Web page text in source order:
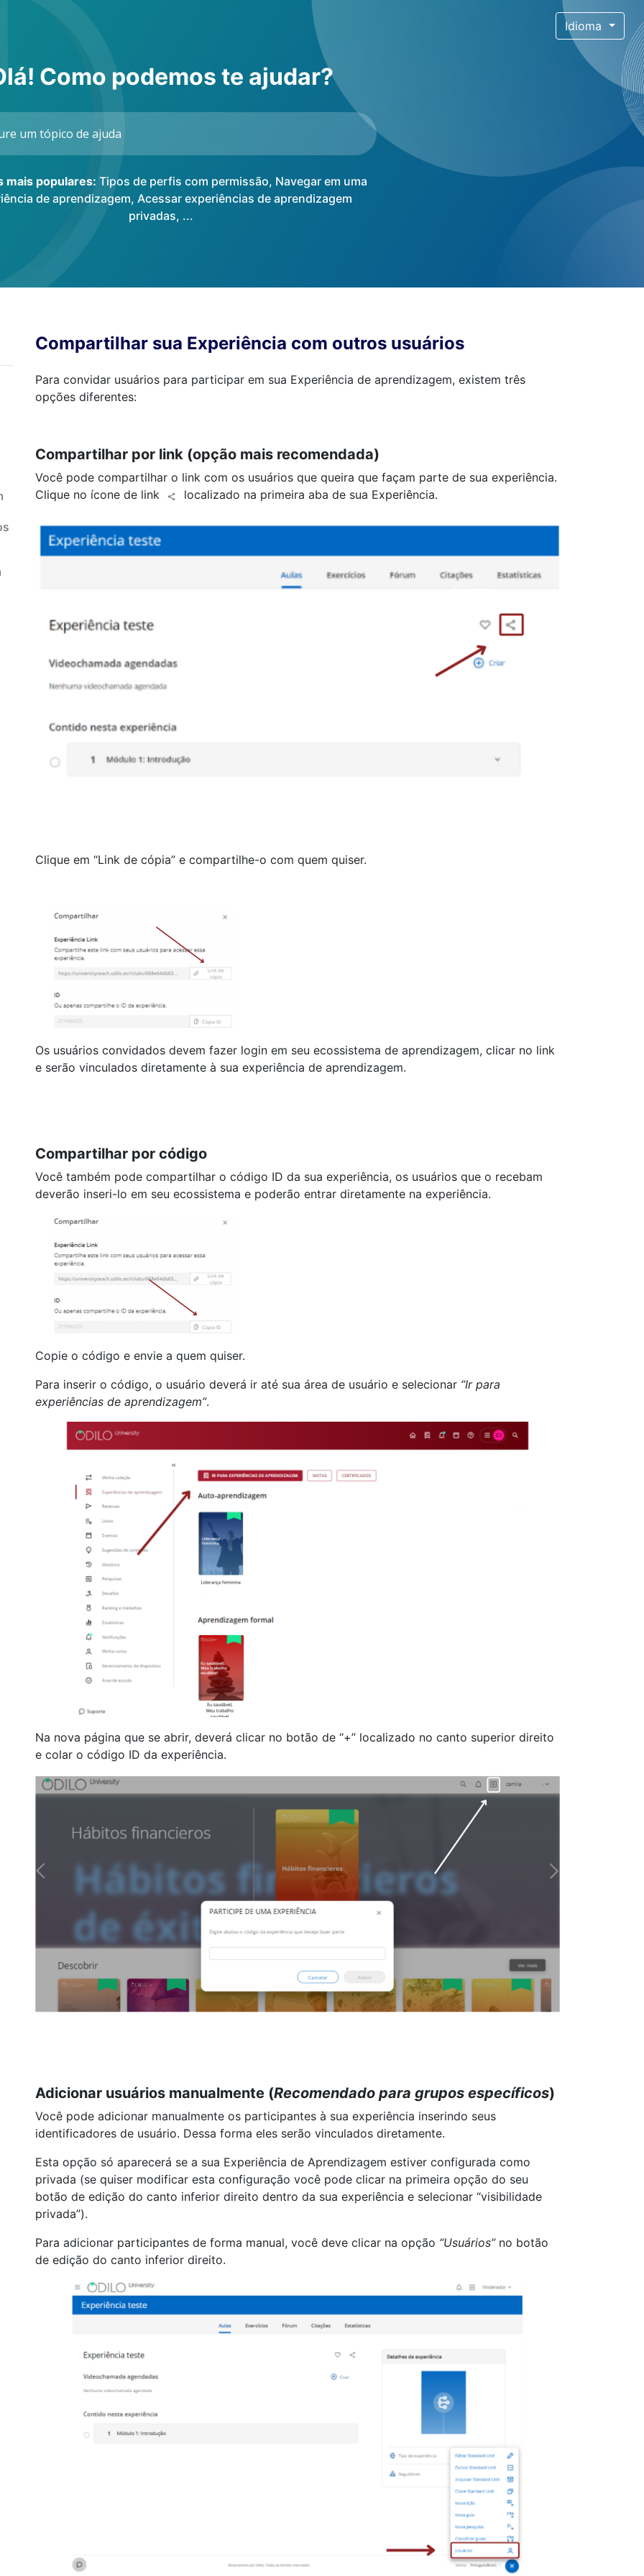
Idioma
Como podemos te ajudar?
mais populares: Tipos de perfis com permissão, Navegar em uma
de aprendizagem, Acessar experiências de aprendizagem
privadas, ...
Compartilhar sua Experiência com outros usuários
Para convidar usuários para participar em sua Experiência de aprendizagem, existem três
opções diferentes:
Compartilhar por link (opção mais recomendada)
Você pode compartilhar o link com os usuários que queira que façam parte de sua experiência.
Clique no ícone de link
localizado na primeira aba de sua Experiência.
Clique em “Link de cópia” e compartilhe-o com quem quiser.
Os usuários convidados devem fazer login em seu ecossistema de aprendizagem, clicar no link
e serão vinculados diretamente à sua experiência de aprendizagem.
Compartilhar por código
Você também pode compartilhar o código ID da sua experiência, os usuários que o recebam
deverão inseri-lo em seu ecossistema e poderão entrar diretamente na experiência.
Copie o código e envie a quem quiser.
Para inserir o código, o usuário deverá ir até sua área de usuário e selecionar “Ir para
experiências de aprendizagem”.
Na nova página que se abrir, deverá clicar no botão de “+” localizado no canto superior direito
e colar o código ID da experiência.
Adicionar usuários manualmente (Recomendado para grupos específicos)
Você pode adicionar manualmente os participantes à sua experiência inserindo seus
identificadores de usuário. Dessa forma eles serão vinculados diretamente.
Esta opção só aparecerá se a sua Experiência de Aprendizagem estiver configurada como
privada (se quiser modificar esta configuração você pode clicar na primeira opção do seu
botão de edição do canto inferior direito dentro da sua experiência e selecionar “visibilidade
privada”).
Para adicionar participantes de forma manual, você deve clicar na opção “Usuários”no botão
de edição do canto inferior direito.